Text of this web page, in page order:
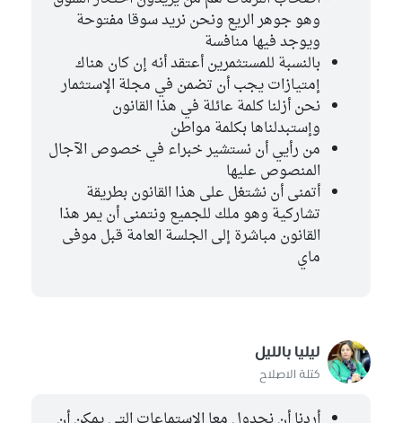
وهو جوهر الريع ونحن نريد سوقا مفتوحة
ويوجد فيها منافسة
بالنسبة للمستثمرين أعتقد أنه إن كان هناك
إمتيازات يجب أن تضمن في مجلة الإستثمار
نحن أزلنا كلمة عائلة في هذا القانون
وإستبدلناها بكلمة مواطن
من رأيي أن نستشير خبراء في خصوص الآجال
المنصوص عليها
أتمنى أن نشتغل على هذا القانون بطريقة
تشاركية وهو ملك للجميع ونتمنى أن يمر هذا
القانون مباشرة إلى الجلسة العامة قبل موفى
ماي
ليليا بالليل
كتلة الاصلاح